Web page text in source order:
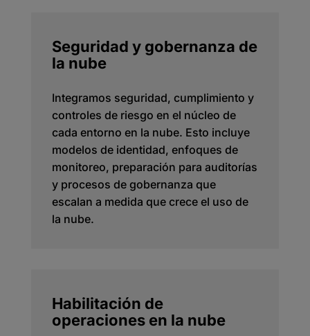
Seguridad y gobernanza de
la nube
Integramos seguridad, cumplimiento y
controles de riesgo en el núcleo de
cada entorno en la nube. Esto incluye
modelos de identidad, enfoques de
monitoreo, preparación para auditorías
y procesos de gobernanza que
escalan a medida que crece el uso de
la nube.
Habilitación de
operaciones en la nube